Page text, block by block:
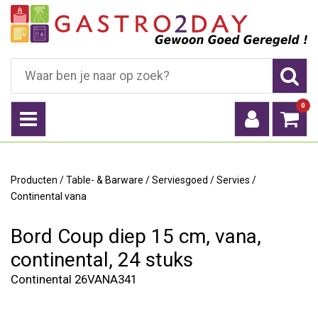
0
Producten /Table- & Barware /Serviesgoed /Servies /
Continental vana
Bord Coup diep 15 cm, vana,
continental, 24 stuks
Continental 26VANA341